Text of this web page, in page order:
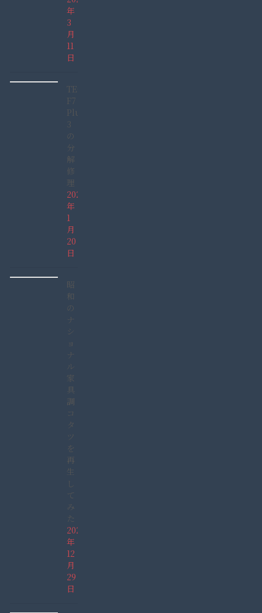
年
3
月
11
日
TECLAST
F7
Plus
3
の
分
解
修
理
2022
年
1
月
20
日
昭
和
の
ナ
シ
ョ
ナ
ル
家
具
調
コ
タ
ツ
を
再
生
し
て
み
た
2021
年
12
月
29
日